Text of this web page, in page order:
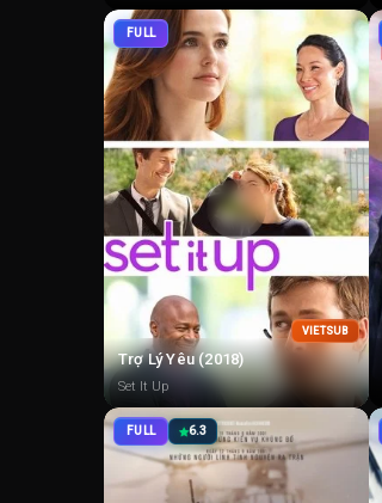
FULL
VIETSUB
Trợ Lý Yêu (2018)
Set It Up
FULL 6.3